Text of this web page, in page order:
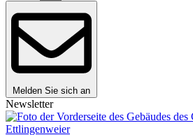
Melden Sie sich an
Newsletter